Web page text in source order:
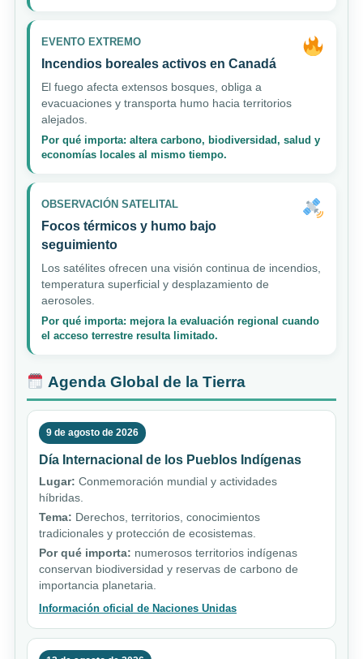
EVENTO EXTREMO
Incendios boreales activos en Canadá
El fuego afecta extensos bosques, obliga a
evacuaciones y transporta humo hacia territorios
alejados.
Por qué importa: altera carbono, biodiversidad, salud y
economías locales al mismo tiempo.
OBSERVACIÓN SATELITAL
Focos térmicos y humo bajo
seguimiento
Los satélites ofrecen una visión continua de incendios,
temperatura superficial y desplazamiento de
aerosoles.
Por qué importa: mejora la evaluación regional cuando
el acceso terrestre resulta limitado.
Agenda Global de la Tierra
9 de agosto de 2026
Día Internacional de los Pueblos Indígenas
Lugar: Conmemoración mundial y actividades
híbridas.
Tema: Derechos, territorios, conocimientos
tradicionales y protección de ecosistemas.
Por qué importa: numerosos territorios indígenas
conservan biodiversidad y reservas de carbono de
importancia planetaria.
Información oficial de Naciones Unidas